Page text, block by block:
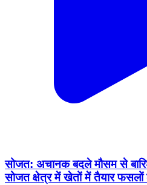
सोजत: अचानक बदले मौसम से
सोजत क्षेत्र में खेतों में तैयार